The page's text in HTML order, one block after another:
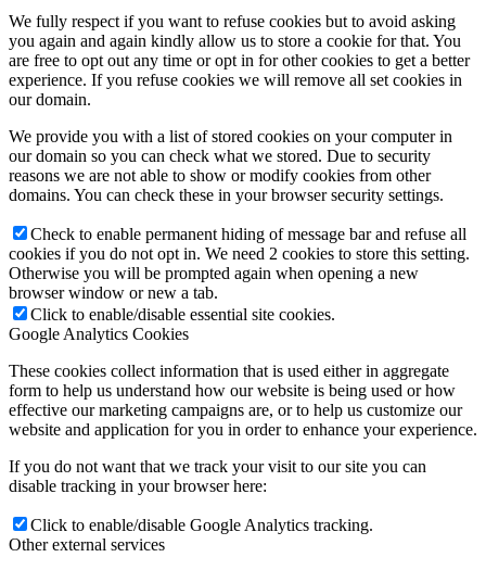
We fully respect if you want to refuse cookies but to avoid asking
you again and again kindly allow us to store a cookie for that. You
are free to opt out any time or opt in for other cookies to get a better
experience. If you refuse cookies we will remove all set cookies in
our domain.
We provide you with a list of stored cookies on your computer in
our domain so you can check what we stored. Due to security
reasons we are not able to show or modify cookies from other
domains. You can check these in your browser security settings.
Check to enable permanent hiding of message bar and refuse all
cookies if you do not opt in. We need 2 cookies to store this setting.
Otherwise you will be prompted again when opening a new
browser window or new a tab.
Click to enable/disable essential site cookies.
Google Analytics Cookies
These cookies collect information that is used either in aggregate
form to help us understand how our website is being used or how
effective our marketing campaigns are, or to help us customize our
website and application for you in order to enhance your experience.
If you do not want that we track your visit to our site you can
disable tracking in your browser here:
Click to enable/disable Google Analytics tracking.
Other external services